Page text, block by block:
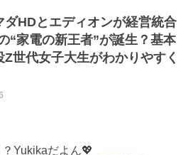
ダHDとエディオンが経営統合
“家電の新王者”が誕生？基本
世代女子大生がわかりやすく
Yukikaだよん💖